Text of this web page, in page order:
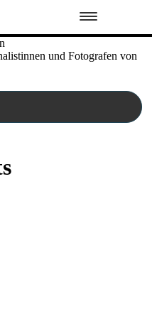
und Fotografen von